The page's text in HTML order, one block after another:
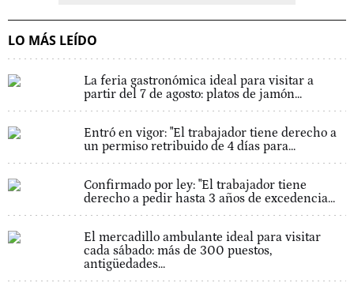
LO MÁS LEÍDO
La feria gastronómica ideal para visitar a
partir del 7 de agosto: platos de jamón...
Entró en vigor: "El trabajador tiene derecho a
un permiso retribuido de 4 días para...
Confirmado por ley: "El trabajador tiene
derecho a pedir hasta 3 años de excedencia...
El mercadillo ambulante ideal para visitar
cada sábado: más de 300 puestos,
antigüedades...